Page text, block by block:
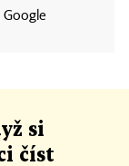
Google
si
číst